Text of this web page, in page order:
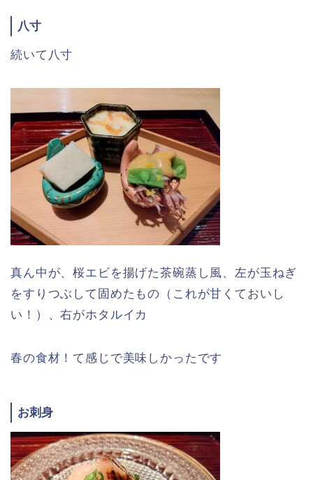
八寸
続いて八寸
真ん中が、桜エビを揚げた茶碗蒸し風、左が玉ねぎ
をすりつぶして固めたもの（これが甘くておいし
い！）、右がホタルイカ
春の食材！て感じで美味しかったです
お刺身